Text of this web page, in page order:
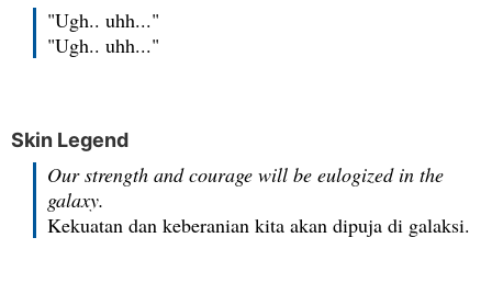
"Ugh.. uhh..."
"Ugh.. uhh..."
Skin Legend
Our strength and courage will be eulogized in the
galaxy.
Kekuatan dan keberanian kita akan dipuja di galaksi.